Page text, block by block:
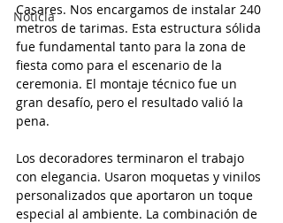
Noticia
Casares. Nos encargamos de instalar 240
metros de tarimas. Esta estructura sólida
fue fundamental tanto para la zona de
fiesta como para el escenario de la
ceremonia. El montaje técnico fue un
gran desafío, pero el resultado valió la
pena.
Los decoradores terminaron el trabajo
con elegancia. Usaron moquetas y vinilos
personalizados que aportaron un toque
especial al ambiente. La combinación de